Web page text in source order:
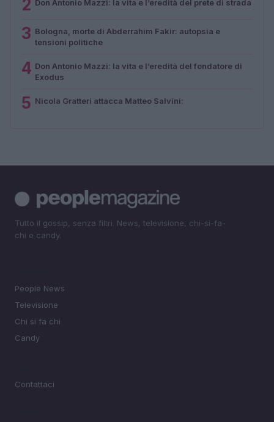
2 Don Antonio Mazzi: la vita e l’eredità del prete di strada
3 Bologna, morte di Abderrahim Fakir: autopsia e
tensioni politiche
4 Don Antonio Mazzi: la vita e l’eredità del fondatore di
Exodus
5 Nicola Gratteri attacca Matteo Salvini:
Tutto il gossip, senza filtri. News, televisione, chi-si-fa-
chi e candy.
People News
Televisione
Chi si fa chi
Candy
Contattaci